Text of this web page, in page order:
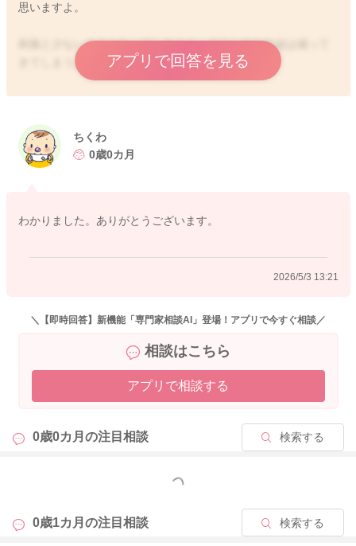
思いますよ。
刺激と少ないままになってしまうと、どうしても分泌は減って
きてしまうようになると思います。
どうぞよろしくお願いします。
アプリで回答を見る
ちくわ
0歳0カ月
わかりました。ありがとうございます。
2026/5/3 13:21
＼【即時回答】新機能「専門家相談AI」登場！アプリで今すぐ相談／
相談はこちら
アプリで相談する
0歳0カ月の注目相談 検索する
もっと見る
0歳1カ月の注目相談 検索する